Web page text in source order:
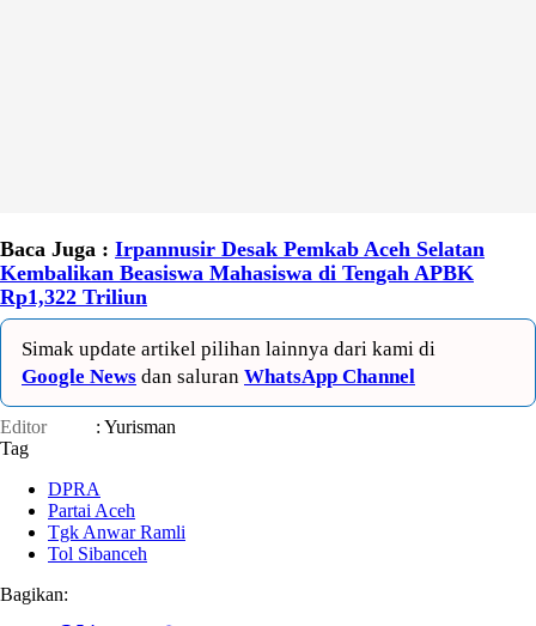
Baca Juga : Irpannusir Desak Pemkab Aceh Selatan
Kembalikan Beasiswa Mahasiswa di Tengah APBK
Rp1,322 Triliun
Simak update artikel pilihan lainnya dari kami di
Google News dan saluran WhatsApp Channel
Editor
: Yurisman
Tag
DPRA
Partai Aceh
Tgk Anwar Ramli
Tol Sibanceh
Bagikan: